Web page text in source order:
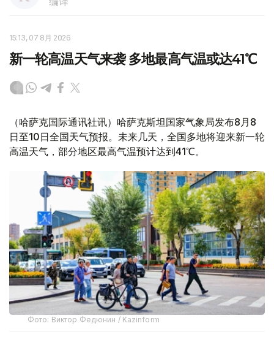
15:13, 07 8月 2026
新一轮高温天气来袭 多地最高气温或达41℃
（哈萨克国际通讯社讯）哈萨克斯坦国家气象局发布8月8
日至10日全国天气预报。未来几天，全国多地将迎来新一轮
高温天气，部分地区最高气温预计达到41℃。
Фото: Виктор Федюнин / Kazinform